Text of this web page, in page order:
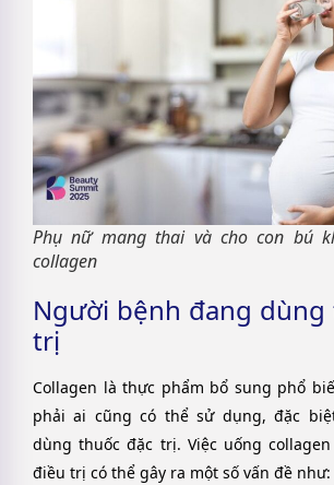
Phụ nữ mang thai và cho con bú
collagen
Người bệnh đang dùng
trị
Collagen là thực phẩm bổ sung phổ
phải ai cũng có thể sử dụng, đặc
dùng thuốc đặc trị. Việc uống
điều trị có thể gây ra một số vấn đề như: